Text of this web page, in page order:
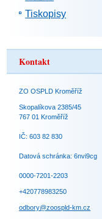
Tiskopisy
Kontakt
ZO OSPLD Kroměříž
Skopalíkova 2385/45
767 01 Kroměříž
IČ: 603 82 830
Datová schránka: 6nvi9cg
0000-7201-2203
+420778983250
odbory@zoospld-km.cz